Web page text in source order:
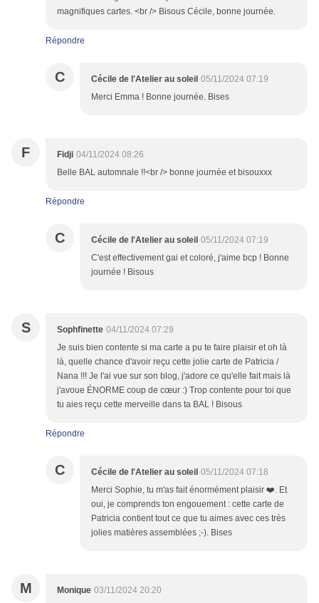
magnifiques cartes. <br /> Bisous Cécile, bonne journée.
Répondre
C Cécile de l'Atelier au soleil 05/11/2024 07:19
Merci Emma ! Bonne journée. Bises
F Fidji 04/11/2024 08:26
Belle BAL automnale !!<br /> bonne journée et bisouxxx
Répondre
C Cécile de l'Atelier au soleil 05/11/2024 07:19
C'est effectivement gai et coloré, j'aime bcp ! Bonne
journée ! Bisous
S Sophfinette 04/11/2024 07:29
Je suis bien contente si ma carte a pu te faire plaisir et oh là
là, quelle chance d'avoir reçu cette jolie carte de Patricia /
Nana !!! Je l'ai vue sur son blog, j'adore ce qu'elle fait mais là
j'avoue ÉNORME coup de cœur :) Trop contente pour toi que
tu aies reçu cette merveille dans ta BAL ! Bisous
Répondre
C Cécile de l'Atelier au soleil 05/11/2024 07:18
Merci Sophie, tu m'as fait énormément plaisir ❤️. Et
oui, je comprends ton engouement : cette carte de
Patricia contient tout ce que tu aimes avec ces très
jolies matières assemblées ;-). Bises
M Monique 03/11/2024 20:20